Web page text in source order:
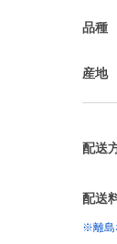
品種
産地
配送
配送
※離島